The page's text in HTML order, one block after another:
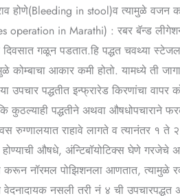
in stool)व त्यामुळे वजन
in Marathi) : रबर बॅन्ड
दिवसात गळून पडतात.हि पद्धत चवथ्या
कोम्बाचा आकार कमी होतो. यामध्ये ती
पद्धतीत इन्फ्रारेड किरणांचा वापर
कुठल्याही पद्धतीने अथवा
रुग्णालयात राहावे लागते व त्यानंतर
औषधे, अंन्टिबॉयोटिक्स घेणे
नॉरमल पोझिशनला आणतात, त्यामुळे
वेदनादायक नसली तरी नं ४ ची